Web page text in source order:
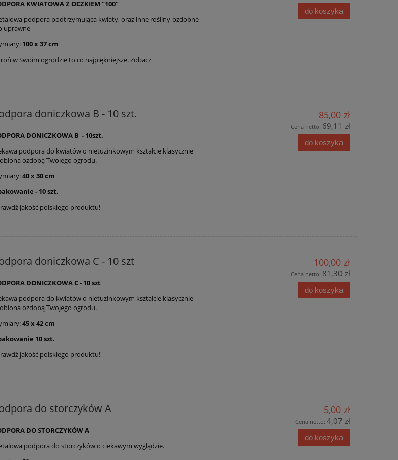
KWIATOWA Z OCZKIEM "100"
podpora podtrzymująca kwiaty, oraz inne rośliny ozdobne
uprawne
100 x 37 cm
w Swoim ogrodzie to co najpiękniejsze. Zobacz
do koszyka
doniczkowa B - 10 szt.
DONICZKOWA B - 10szt.
podpora do kwiatów o nietuzinkowym kształcie klasycznie
ozdobą Twojego ogrodu.
40 x 30 cm
- 10 szt.
jakość polskiego produktu!
85,00 zł
Cena netto: 69,11 zł
do koszyka
doniczkowa C - 10 szt
DONICZKOWA C - 10 szt
podpora do kwiatów o nietuzinkowym kształcie klasycznie
ozdobą Twojego ogrodu.
45 x 42 cm
10 szt.
jakość polskiego produktu!
100,00 zł
Cena netto: 81,30 zł
do koszyka
do storczyków A
DO STORCZYKÓW A
podpora do storczyków o ciekawym wyglądzie.
5,00 zł
Cena netto: 4,07 zł
do koszyka